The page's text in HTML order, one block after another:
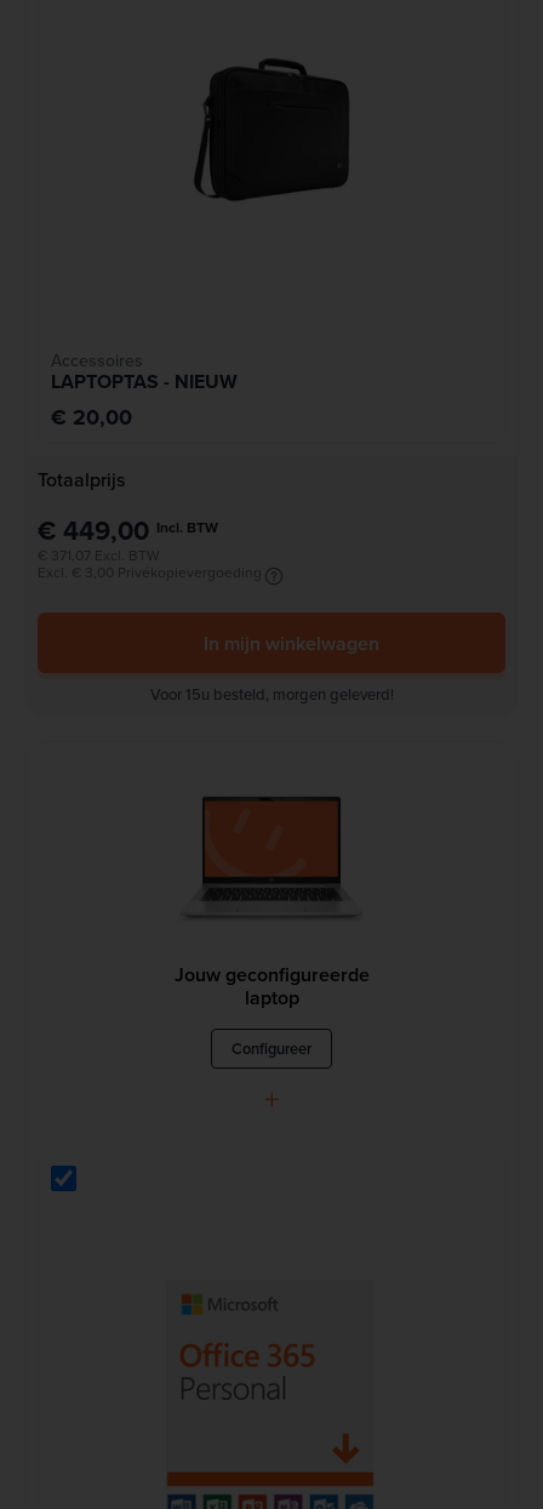
Accessoires
LAPTOPTAS - NIEUW
€ 20,00
Totaalprijs
€ 449,00 Incl. BTW
€ 371,07 Excl. BTW
Excl. € 3,00 Privékopievergoeding
In mijn winkelwagen
Voor 15u besteld, morgen geleverd!
Jouw geconfigureerde
laptop
Configureer
+